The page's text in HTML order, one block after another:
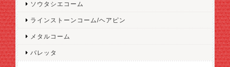
ソウタシエコーム
ラインストーンコーム/ヘアピン
メタルコーム
バレッタ